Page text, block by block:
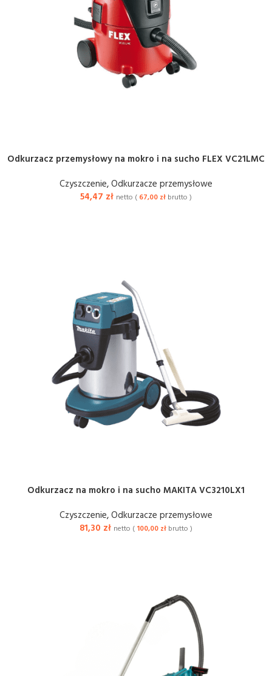
Odkurzacz przemysłowy na mokro i na sucho FLEX VC21LMC
Czyszczenie,Odkurzacze przemysłowe
54,47 zł netto ( 67,00 zł brutto )
Odkurzacz na mokro i na sucho MAKITA VC3210LX1
Czyszczenie,Odkurzacze przemysłowe
81,30 zł netto ( 100,00 zł brutto )